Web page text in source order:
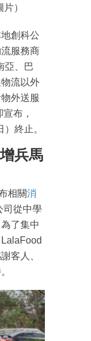
）
創科公
服務商
亞、巴
流以外
外送服
布，
終止。
兵馬
相關消
司從中學
了集中
客人、